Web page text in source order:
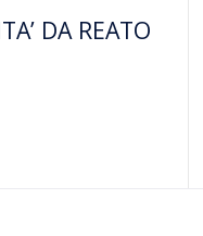
DA REATO